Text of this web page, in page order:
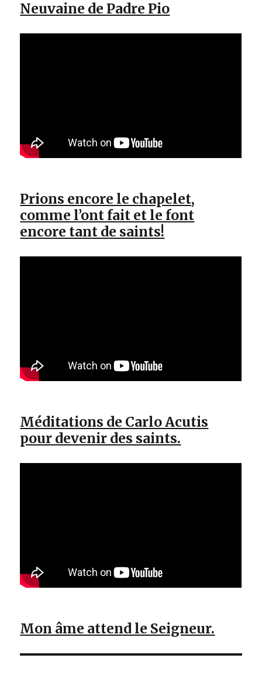
Neuvaine de Padre Pio
Prions encore le chapelet,
comme l’ont fait et le font
encore tant de saints!
Méditations de Carlo Acutis
pour devenir des saints.
Mon âme attend le Seigneur.